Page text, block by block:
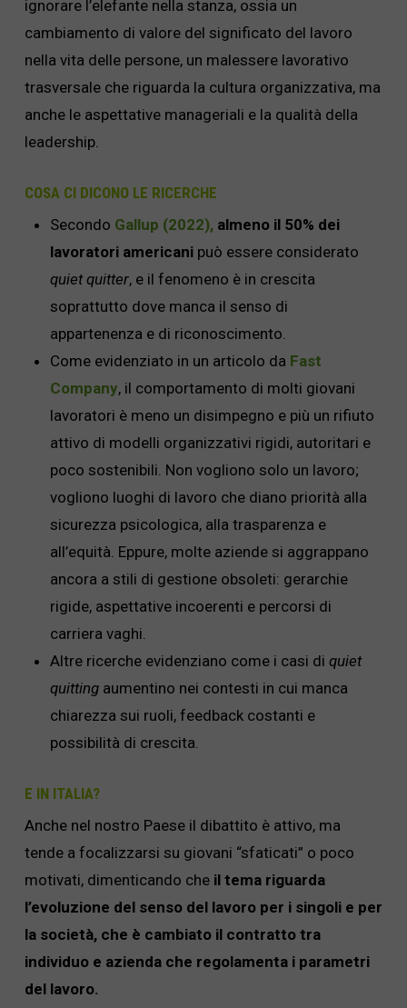
ignorare l’elefante nella stanza, ossia un
cambiamento di valore del significato del lavoro
nella vita delle persone, un malessere lavorativo
trasversale che riguarda la cultura organizzativa, ma
anche le aspettative manageriali e la qualità della
leadership.
COSA CI DICONO LE RICERCHE
Secondo Gallup (2022), almeno il 50% dei
lavoratori americani può essere considerato
quiet quitter, e il fenomeno è in crescita
soprattutto dove manca il senso di
appartenenza e di riconoscimento.
Come evidenziato in un articolo da Fast
Company, il comportamento di molti giovani
lavoratori è meno un disimpegno e più un rifiuto
attivo di modelli organizzativi rigidi, autoritari e
poco sostenibili. Non vogliono solo un lavoro;
vogliono luoghi di lavoro che diano priorità alla
sicurezza psicologica, alla trasparenza e
all’equità. Eppure, molte aziende si aggrappano
ancora a stili di gestione obsoleti: gerarchie
rigide, aspettative incoerenti e percorsi di
carriera vaghi.
Altre ricerche evidenziano come i casi di quiet
quitting aumentino nei contesti in cui manca
chiarezza sui ruoli, feedback costanti e
possibilità di crescita.
E IN ITALIA?
Anche nel nostro Paese il dibattito è attivo, ma
tende a focalizzarsi su giovani “sfaticati” o poco
motivati, dimenticando che il tema riguarda
l’evoluzione del senso del lavoro per i singoli e per
la società, che è cambiato il contratto tra
individuo e azienda che regolamenta i parametri
del lavoro.